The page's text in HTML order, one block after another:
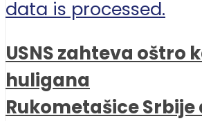
data is processed.
USNS zahteva oštro
huligana
Rukometašice Srbije